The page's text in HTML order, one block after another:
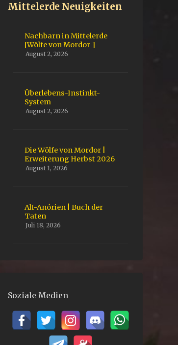
Mittelerde Neuigkeiten
Nachbarn in Mittelerde
[Wölfe von Mordor ]
August 2, 2026
Überlebens-Instinkt-
System
August 2, 2026
Die Wölfe von Mordor |
Erweiterung Herbst 2026
August 1, 2026
Alt-Anórien | Buch der
Taten
Juli 18, 2026
Soziale Medien